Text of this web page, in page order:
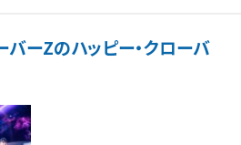
バーZのハッピー・クローバ